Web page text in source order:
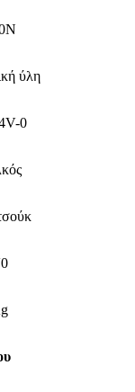
ύλη
0